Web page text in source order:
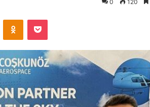
0 120
Odnoklassniki
Pocket